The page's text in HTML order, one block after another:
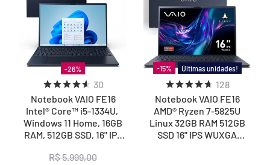
-26%
30
Notebook VAIO FE16
Intel® Core™ i5-1334U,
Windows 11 Home, 16GB
RAM, 512GB SSD, 16" IPS
Cinza Grafite
R$5.999,00
-15% Últimas unidades!
128
Notebook VAIO FE16
AMD® Ryzen 7-5825U
Linux 32GB RAM 512GB
SSD 16" IPS WUXGA